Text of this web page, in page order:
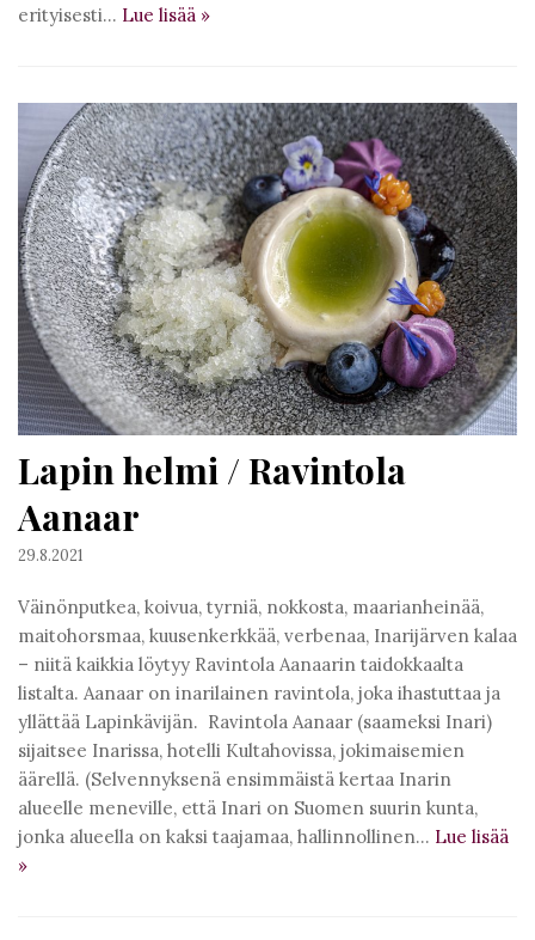
erityisesti… Lue lisää »
Lapin helmi / Ravintola
Aanaar
29.8.2021
Väinönputkea, koivua, tyrniä, nokkosta, maarianheinää,
maitohorsmaa, kuusenkerkkää, verbenaa, Inarijärven kalaa
– niitä kaikkia löytyy Ravintola Aanaarin taidokkaalta
listalta. Aanaar on inarilainen ravintola, joka ihastuttaa ja
yllättää Lapinkävijän. Ravintola Aanaar (saameksi Inari)
sijaitsee Inarissa, hotelli Kultahovissa, jokimaisemien
äärellä. (Selvennyksenä ensimmäistä kertaa Inarin
alueelle meneville, että Inari on Suomen suurin kunta,
jonka alueella on kaksi taajamaa, hallinnollinen… Lue lisää
»